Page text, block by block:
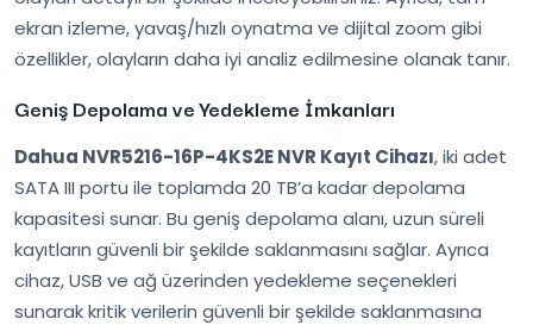
ekran izleme, yavaş/hızlı oynatma ve dijital zoom gibi
özellikler, olayların daha iyi analiz edilmesine olanak tanır.
Geniş Depolama ve Yedekleme İmkanları
Dahua NVR5216-16P-4KS2E NVR Kayıt Cihazı, iki adet
SATA III portu ile toplamda 20 TB’a kadar depolama
kapasitesi sunar. Bu geniş depolama alanı, uzun süreli
kayıtların güvenli bir şekilde saklanmasını sağlar. Ayrıca
cihaz, USB ve ağ üzerinden yedekleme seçenekleri
sunarak kritik verilerin güvenli bir şekilde saklanmasına